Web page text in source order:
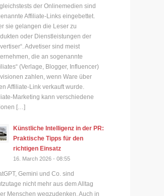
der Onlinemedien sind
Affiliate-Links eingebettet.
sie gelangen die Leser zu
oder Dienstleistungen der
Advetiser sind meist
die an sogenannte
(Verlage, Blogger, Influencer)
zahlen, wenn Ware über
Affiliate-Link verkauft wurde.
Marketing kann verschiedene
[…]
Künstliche Intelligenz in der PR:
Praktische Tipps für den
richtigen Einsatz
16. March 2026 - 08:55
Gemini und Co. sind
nicht mehr aus dem Alltag
Menschen wegzudenken. Auch in